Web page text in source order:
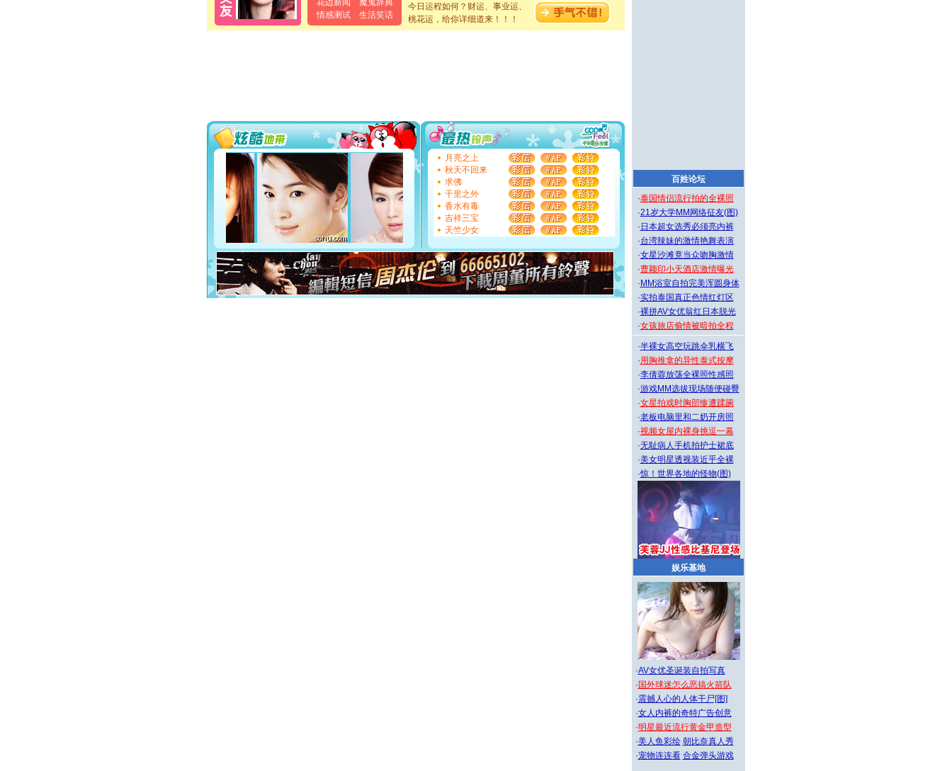
花边新闻
魔鬼辞典
情感测试
生活笑话
泣，这痛楚让我明白我多么爱你。我转身抱住你：这猪不
卖了。水晶之恋祝你新年快乐。
你太多，只有给你五千万：千万快乐！千万要健康！千万
要平安！千万要知足！千万不要忘记我！
[圣诞节]不只这样的日子才会想起你,而是这样的日子才
能正大光明地骚扰你,告诉你,圣诞要快乐!新年要快乐!天天
都要快乐噢!
[圣诞节]奉上一颗祝福的心,在这个特别的日子里,愿幸福,
如意,快乐,鲜花,一切美好的祝愿与你同在.圣诞快乐!
[元旦]
看到你我会触电；看不到你我要充电；没有你我会
断电。爱你是我职业，想你是我事业，抱你是我特长，吻
你是我专业！水晶之恋祝你新年快乐
[元旦]
起；二是再生再世和你在一起；三是三生三世和你不再分
离。水晶之恋祝你新年快乐
[元旦]当我狠下心扭头离去那一刻，你在我身后无助地哭
泣，这痛楚让我明白我多么爱你。我转身抱住你：这猪不
今日运程如何？财运、事业运、
桃花运，给你详细道来！！！
月亮之上
秋天不回来
求佛
千里之外
香水有毒
吉祥三宝
天竺少女
百姓论坛
·泰国情侣流行拍的全裸照
·21岁大学MM网络征友(图)
· 日本超女选秀必须亮内裤
·台湾辣妹的激情艳舞表演
·女星沙滩竟当众吻胸激情
·曹颖印小天酒店激情曝光
· MM浴室自拍完美浑圆身体
·实拍泰国真正色情红灯区
·裸拼AV女优翁红日本脱光
·女孩旅店偷情被暗拍全程
·半裸女高空玩跳伞乳横飞
·用胸推拿的异性泰式按摩
·李倩蓉放荡全裸照性感照
·游戏MM选拔现场随便碰臀
·女星拍戏时胸部惨遭蹂躏
·老板电脑里和二奶开房照
·视频女屋内裸身挑逗一幕
·无耻病人手机拍护士裙底
·美女明星透视装近乎全裸
·惊！世界各地的怪物(图)
娱乐基地
·AV女优圣诞装自拍写真
· 国外球迷怎么恶搞火箭队
·震撼人心的人体干尸[图]
·女人内裤的奇特广告创意
·明星最近流行黄金甲造型
·美人鱼彩绘 朝比奈真人秀
·宠物连连看 合金弹头游戏